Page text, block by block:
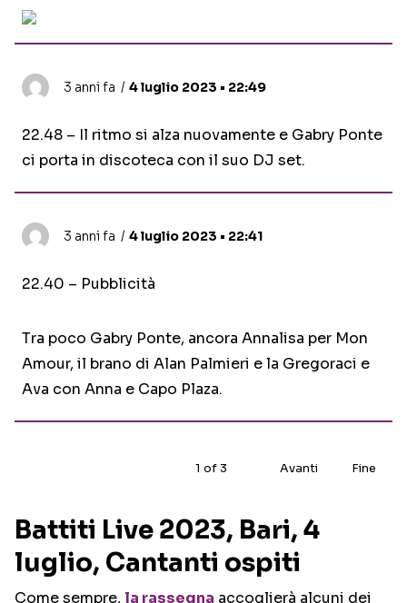
3 anni fa 4 luglio 2023 • 22:49
22.48 – Il ritmo si alza nuovamente e Gabry Ponte
ci porta in discoteca con il suo DJ set.
3 anni fa 4 luglio 2023 • 22:41
22.40 – Pubblicità
Tra poco Gabry Ponte, ancora Annalisa per Mon
Amour, il brano di Alan Palmieri e la Gregoraci e
Ava con Anna e Capo Plaza.
1 of3 Avanti Fine
Battiti Live 2023, Bari, 4
luglio, Cantanti ospiti
Come sempre, la rassegna accoglierà alcuni dei